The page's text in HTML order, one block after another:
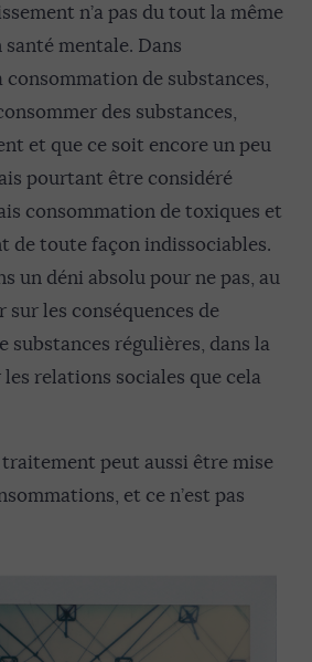
n’a pas du tout la même
mentale. Dans
consommation de substances,
des substances,
et que ce soit encore un peu
pourtant être considéré
consommation de toxiques et
de toute façon indissociables.
un déni absolu pour ne pas, au
sur les conséquences de
substances régulières, dans la
relations sociales que cela
traitement peut aussi être mise
et ce n’est pas